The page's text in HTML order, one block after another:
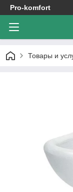
Pro-komfort
Товары и